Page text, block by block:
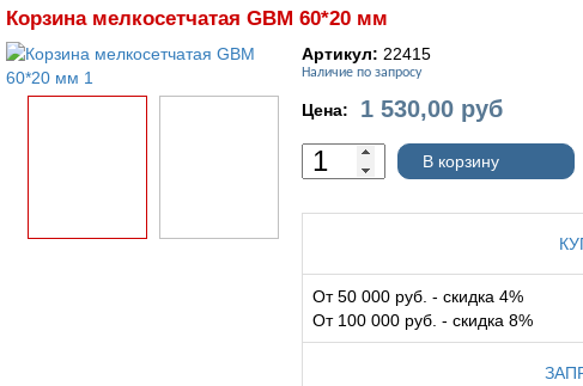
Корзина мелкосетчатая GBM 60*20 мм
Артикул: 22415
Наличие по запросу
Цена: 1 530,00 руб
В корзину
От 50 000 руб. - скидка 4%
От 100 000 руб. - скидка 8%